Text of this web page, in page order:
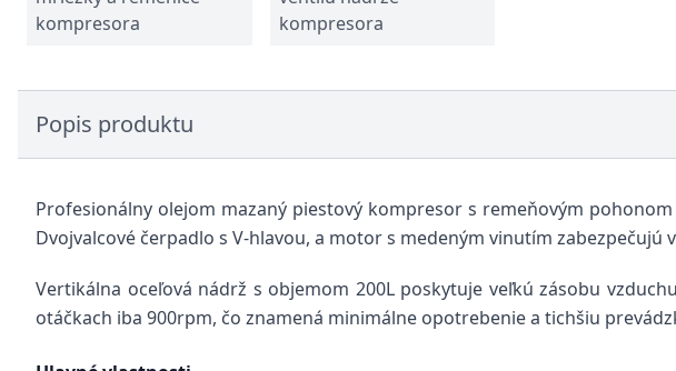
kompresora
kompresora
Popis produktu
Profesionálny olejom mazaný piestový kompresor s remeňovým
Dvojvalcové čerpadlo s V-hlavou, a motor s medeným vinutím
Vertikálna oceľová nádrž s objemom 200L poskytuje veľkú zásobu
otáčkach iba 900rpm, čo znamená minimálne opotrebenie a tichšiu